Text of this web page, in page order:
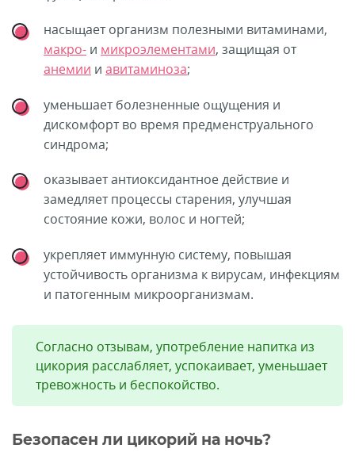
насыщает организм полезными витаминами,
макро- и микроэлементами, защищая от
анемии и авитаминоза;
уменьшает болезненные ощущения и
дискомфорт во время предменструального
синдрома;
оказывает антиоксидантное действие и
замедляет процессы старения, улучшая
состояние кожи, волос и ногтей;
укрепляет иммунную систему, повышая
устойчивость организма к вирусам, инфекциям
и патогенным микроорганизмам.
Согласно отзывам, употребление напитка из
цикория расслабляет, успокаивает, уменьшает
тревожность и беспокойство.
Безопасен ли цикорий на ночь?